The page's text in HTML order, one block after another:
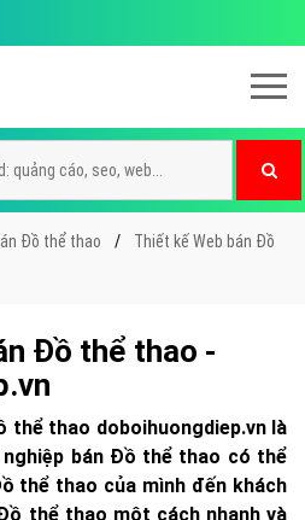
Đồ thể thao
Thiết kế Web bán Đồ
Đồ thể thao -
thể thao doboihuongdiep.vn là
bán Đồ thể thao có thể
thể thao của mình đến khách
thể thao một cách nhanh và